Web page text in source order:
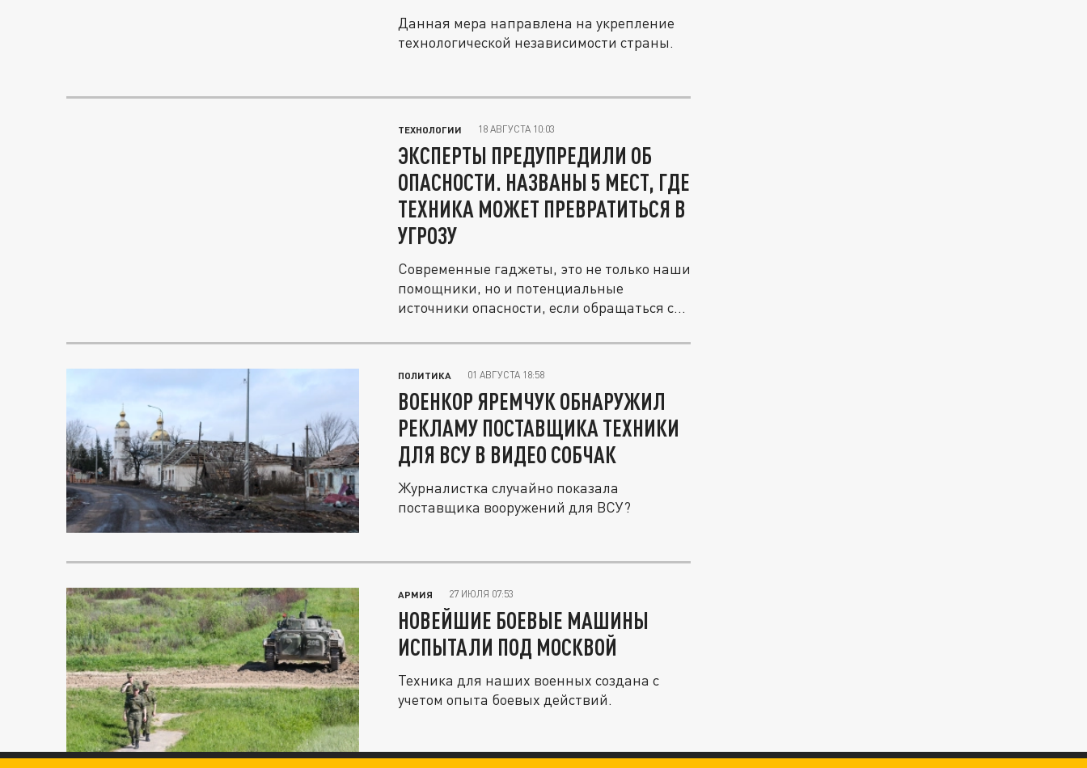
Данная мера направлена на укрепление
технологической независимости страны.
ТЕХНОЛОГИИ 18 АВГУСТА 10:03
ЭКСПЕРТЫ ПРЕДУПРЕДИЛИ ОБ
ОПАСНОСТИ. НАЗВАНЫ 5 МЕСТ, ГДЕ
ТЕХНИКА МОЖЕТ ПРЕВРАТИТЬСЯ В
УГРОЗУ
Современные гаджеты, это не только наши
помощники, но и потенциальные
источники опасности, если обращаться с...
ПОЛИТИКА 01 АВГУСТА 18:58
ВОЕНКОР ЯРЕМЧУК ОБНАРУЖИЛ
РЕКЛАМУ ПОСТАВЩИКА ТЕХНИКИ
ДЛЯ ВСУ В ВИДЕО СОБЧАК
Журналистка случайно показала
поставщика вооружений для ВСУ?
АРМИЯ 27 ИЮЛЯ 07:53
НОВЕЙШИЕ БОЕВЫЕ МАШИНЫ
ИСПЫТАЛИ ПОД МОСКВОЙ
Техника для наших военных создана с
учетом опыта боевых действий.